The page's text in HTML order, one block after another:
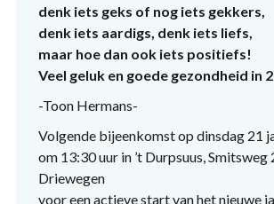
denk iets geks of nog iets gekkers,
denk iets aardigs, denk iets liefs,
maar hoe dan ook iets positiefs!
Veel geluk en goede gezondheid in
-Toon Hermans-
Volgende bijeenkomst op dinsdag 21
om 13:30 uur in ’t Durpsuus, Smitsweg
Driewegen
voor een actieve start van het nieuwe